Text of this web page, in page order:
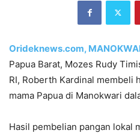
Orideknews.com,
Papua Barat, Mozes Rudy
RI, Roberth Kardinal membeli
mama Papua di Manokwari
Hasil pembelian pangan lokal